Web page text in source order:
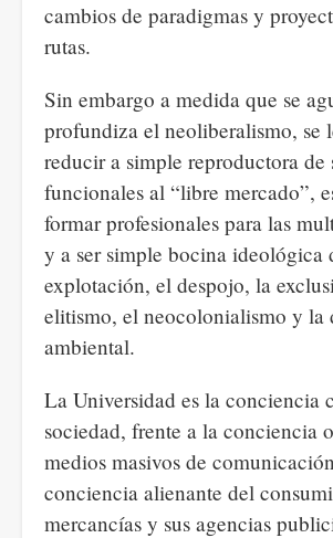
cambios de paradigmas y
rutas.
Sin embargo a medida que se
profundiza el neoliberalismo, se
reducir a simple reproductora de
funcionales al “libre mercado”,
formar profesionales para las
y a ser simple bocina ideológica
explotación, el despojo, la
elitismo, el neocolonialismo y la
ambiental.
La Universidad es la conciencia
sociedad, frente a la conciencia
medios masivos de
conciencia alienante del
mercancías y sus agencias